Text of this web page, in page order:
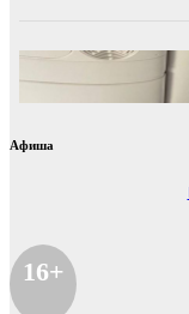
Афиша
16+